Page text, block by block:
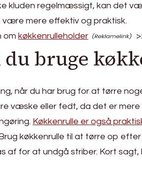
kluden regelmæssigt, kan det
være mere effektiv og praktisk.
om køkkenrulleholder
bruge
når du har brug for at tørre
væske eller fedt, da det er
Køkkenrulle er også
køkkenrulle til at tørre op
af for at undgå striber. Kort